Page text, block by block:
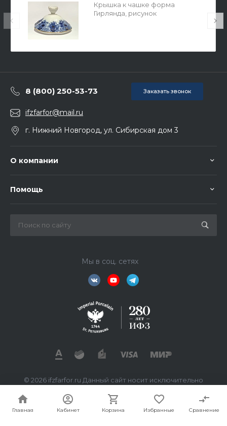
Главная Кабинет Корзина Избранные Сравнение
Крышка к чашке форма
Гирлянда, рисунок
8 (800) 250-53-73 Заказать звонок
ifzfarfor@mail.ru
г. Нижний Новгород, ул. Сибирская дом 3
О компании
Помощь
Мы в соц. сетях
© 2026 ifzfarfor.ru Данный сайт носит исключительно
предложения не являются офертой, определяемой
статьей 437 ГК РФ.